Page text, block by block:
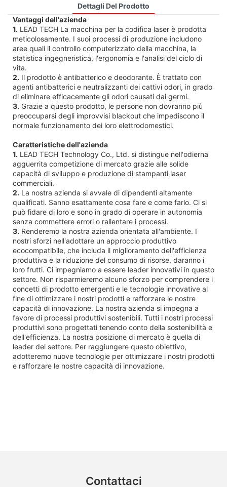
Dettagli Del Prodotto
Vantaggi dell'azienda
1. LEAD TECH La macchina per la codifica laser è prodotta
meticolosamente. I suoi processi di produzione includono
aree quali il controllo computerizzato della macchina, la
statistica ingegneristica, l'ergonomia e l'analisi del ciclo di
vita.
2. Il prodotto è antibatterico e deodorante. È trattato con
agenti antibatterici e neutralizzanti dei cattivi odori, in grado
di eliminare efficacemente gli odori causati dai germi.
3. Grazie a questo prodotto, le persone non dovranno più
preoccuparsi degli improvvisi blackout che impediscono il
normale funzionamento dei loro elettrodomestici.
Caratteristiche dell'azienda
1. LEAD TECH Technology Co., Ltd. si distingue nell'odierna
agguerrita competizione di mercato grazie alle solide
capacità di sviluppo e produzione di stampanti laser
commerciali.
2. La nostra azienda si avvale di dipendenti altamente
qualificati. Sanno esattamente cosa fare e come farlo. Ci si
può fidare di loro e sono in grado di operare in autonomia
senza commettere errori o rallentare i processi.
3. Renderemo la nostra azienda orientata all'ambiente. I
nostri sforzi nell'adottare un approccio produttivo
ecocompatibile, che includa il miglioramento dell'efficienza
produttiva e la riduzione del consumo di risorse, daranno i
loro frutti. Ci impegniamo a essere leader innovativi in ​​questo
settore. Non risparmieremo alcuno sforzo per comprendere i
concetti di prodotto emergenti e le tecnologie innovative al
fine di ottimizzare i nostri prodotti e rafforzare le nostre
capacità di innovazione. La nostra azienda si impegna a
favore di processi produttivi sostenibili. Tutti i nostri processi
produttivi sono progettati tenendo conto della sostenibilità e
dell'efficienza. La nostra posizione di mercato è quella di
leader del settore. Per raggiungere questo obiettivo,
adotteremo nuove tecnologie per ottimizzare i nostri prodotti
e rafforzare le nostre capacità di innovazione.
Contattaci